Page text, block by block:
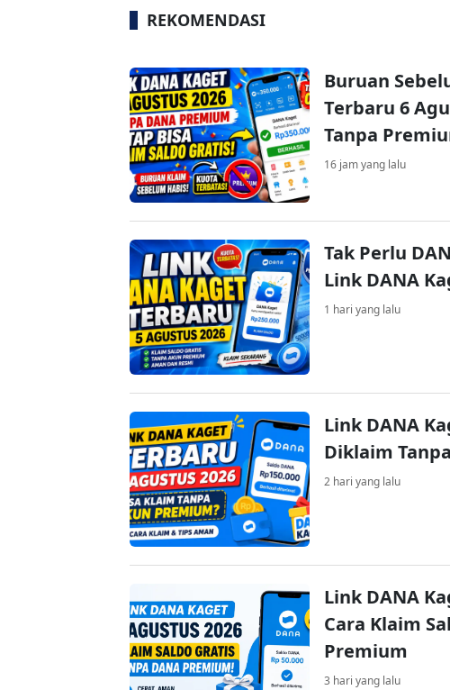
REKOMENDASI
Buruan
Terbaru 6
Tanpa
16 jam yang lalu
Tak Perlu
Link DANA
1 hari yang lalu
Link DANA
Diklaim
2 hari yang lalu
Link DANA
Cara Klaim
Premium
3 hari yang lalu